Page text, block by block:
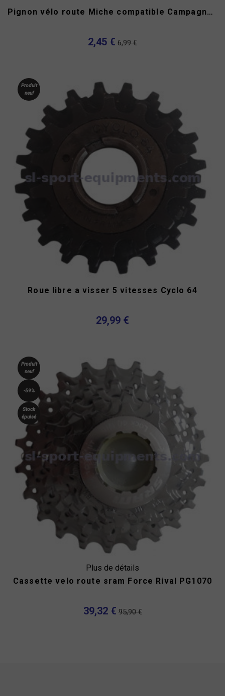
Pignon vélo route Miche compatible Campagnolo 9v 10v
2,45 € 6,99 €
Produit
neuf
Roue libre a visser 5 vitesses Cyclo 64
29,99 €
Plus de détails
Produit
neuf
-59%
Stock
épuisé
Cassette velo route sram Force Rival PG1070
39,32 € 95,90 €